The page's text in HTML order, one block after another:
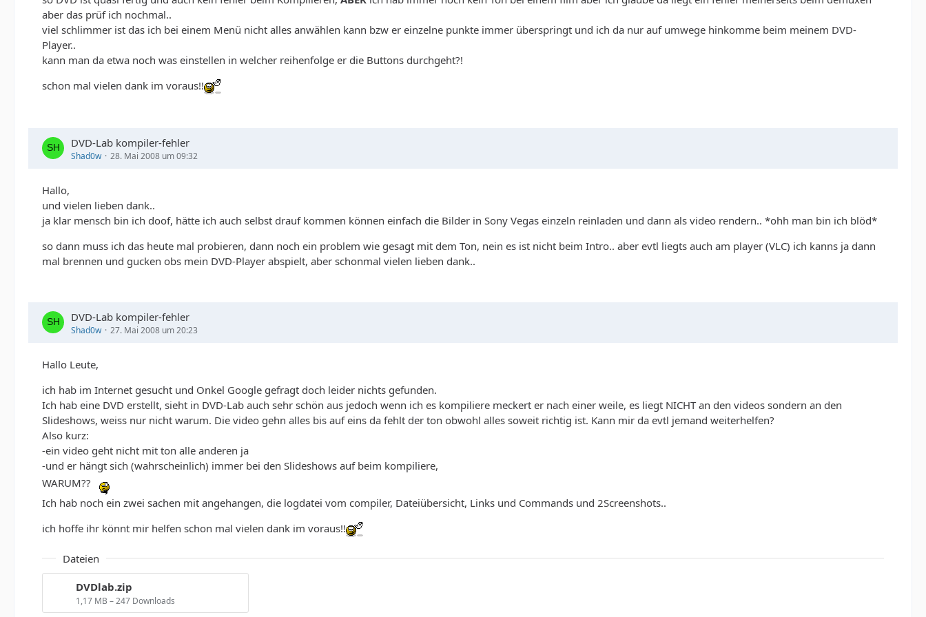
aber das prüf ich nochmal..
viel schlimmer ist das ich bei einem Menü nicht alles anwählen kann bzw er einzelne punkte immer überspringt und ich da nur auf umwege hinkomme beim meinem DVD-
Player..
kann man da etwa noch was einstellen in welcher reihenfolge er die Buttons durchgeht?!
schon mal vielen dank im voraus!!
DVD-Lab kompiler-fehler
Shad0w 28. Mai 2008 um 09:32
Hallo,
und vielen lieben dank..
ja klar mensch bin ich doof, hätte ich auch selbst drauf kommen können einfach die Bilder in Sony Vegas einzeln reinladen und dann als video rendern.. *ohh man bin ich blöd*
so dann muss ich das heute mal probieren, dann noch ein problem wie gesagt mit dem Ton, nein es ist nicht beim Intro.. aber evtl liegts auch am player (VLC) ich kanns ja dann
mal brennen und gucken obs mein DVD-Player abspielt, aber schonmal vielen lieben dank..
DVD-Lab kompiler-fehler
Shad0w 27. Mai 2008 um 20:23
Hallo Leute,
ich hab im Internet gesucht und Onkel Google gefragt doch leider nichts gefunden.
Ich hab eine DVD erstellt, sieht in DVD-Lab auch sehr schön aus jedoch wenn ich es kompiliere meckert er nach einer weile, es liegt NICHT an den videos sondern an den
Slideshows, weiss nur nicht warum. Die video gehn alles bis auf eins da fehlt der ton obwohl alles soweit richtig ist. Kann mir da evtl jemand weiterhelfen?
Also kurz:
-ein video geht nicht mit ton alle anderen ja
-und er hängt sich (wahrscheinlich) immer bei den Slideshows auf beim kompiliere,
WARUM??
Ich hab noch ein zwei sachen mit angehangen, die logdatei vom compiler, Dateiübersicht, Links und Commands und 2Screenshots..
ich hoffe ihr könnt mir helfen schon mal vielen dank im voraus!!
Dateien
DVDlab.zip
1,17 MB – 247 Downloads